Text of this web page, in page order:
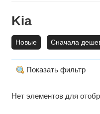
Kia
Новые Сначала
Показать фильтр
Нет элементов для